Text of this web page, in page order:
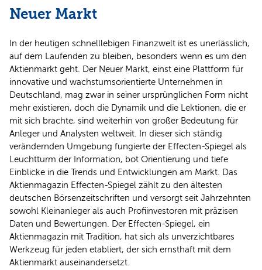
Neuer Markt
In der heutigen schnelllebigen Finanzwelt ist es unerlässlich,
auf dem Laufenden zu bleiben, besonders wenn es um den
Aktienmarkt geht. Der Neuer Markt, einst eine Plattform für
innovative und wachstumsorientierte Unternehmen in
Deutschland, mag zwar in seiner ursprünglichen Form nicht
mehr existieren, doch die Dynamik und die Lektionen, die er
mit sich brachte, sind weiterhin von großer Bedeutung für
Anleger und Analysten weltweit. In dieser sich ständig
verändernden Umgebung fungierte der Effecten-Spiegel als
Leuchtturm der Information, bot Orientierung und tiefe
Einblicke in die Trends und Entwicklungen am Markt. Das
Aktienmagazin Effecten-Spiegel zählt zu den ältesten
deutschen Börsenzeitschriften und versorgt seit Jahrzehnten
sowohl Kleinanleger als auch Profiinvestoren mit präzisen
Daten und Bewertungen. Der Effecten-Spiegel, ein
Aktienmagazin mit Tradition, hat sich als unverzichtbares
Werkzeug für jeden etabliert, der sich ernsthaft mit dem
Aktienmarkt auseinandersetzt.